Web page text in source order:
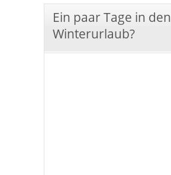
Ein paar Tage in den
Winterurlaub?